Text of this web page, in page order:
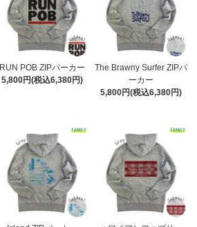
RUN POB ZIPパーカー
5,800円(税込6,380円)
The Brawny Surfer ZIPパ
ーカー
5,800円(税込6,380円)